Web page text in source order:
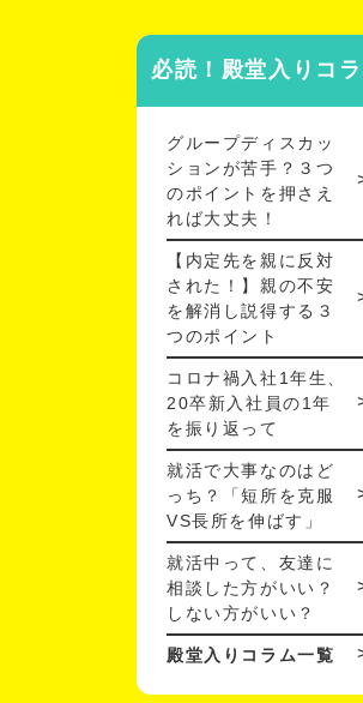
必読！殿堂入りコ
グループディスカッ
ションが苦手？３つ
のポイントを押さえ
れば大丈夫！
【内定先を親に反対
された！】親の不安
を解消し説得する３
つのポイント
コロナ禍入社1年生、
20卒新入社員の1年
を振り返って
就活で大事なのはど
っち？「短所を克服
VS長所を伸ばす」
就活中って、友達に
相談した方がいい？
しない方がいい？
殿堂入りコラム一覧